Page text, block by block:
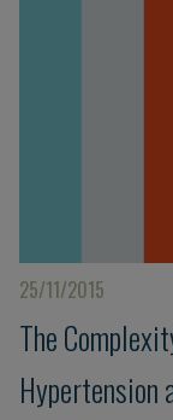
25/11/2015
The
Hypertension